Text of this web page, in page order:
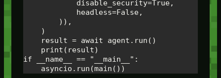
if __name__ == "__main__":
    asyncio.run(main())